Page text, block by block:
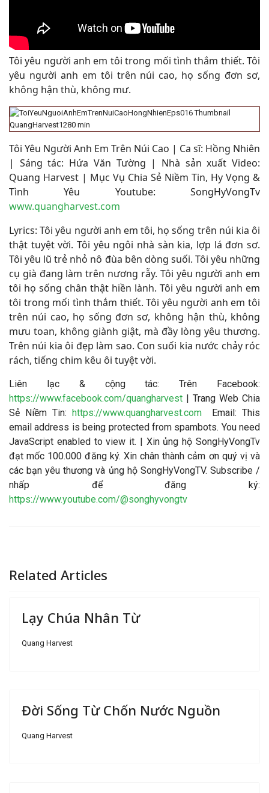
Tôi yêu người anh em tôi trong mối tình thắm thiết. Tôi
yêu người anh em tôi trên núi cao, họ sống đơn sơ,
không hận thù, không mư.
Tôi Yêu Người Anh Em Trên Núi Cao | Ca sĩ: Hồng Nhiên
| Sáng tác: Hứa Văn Tường | Nhà sản xuất Video:
Quang Harvest | Mục Vụ Chia Sẻ Niềm Tin, Hy Vọng &
Tình Yêu Youtube: SongHyVongTv
www.quangharvest.com
Lyrics: Tôi yêu người anh em tôi, họ sống trên núi kia ôi
thật tuyệt vời. Tôi yêu ngôi nhà sàn kia, lợp lá đơn sơ.
Tôi yêu lũ trẻ nhỏ nô đùa bên dòng suối. Tôi yêu những
cụ già đang làm trên nương rẫy. Tôi yêu người anh em
tôi họ sống chân thật hiền lành. Tôi yêu người anh em
tôi trong mối tình thắm thiết. Tôi yêu người anh em tôi
trên núi cao, họ sống đơn sơ, không hận thù, không
mưu toan, không giành giật, mà đầy lòng yêu thương.
Trên núi kia ôi đẹp làm sao. Con suối kia nước chảy róc
rách, tiếng chim kêu ôi tuyệt vời.
Liên lạc & cộng tác: Trên Facebook:
https://www.facebook.com/quangharvest | Trang Web Chia
Sẻ Niềm Tin: https://www.quangharvest.comEmail: This
email address is being protected from spambots. You need
JavaScript enabled to view it. | Xin ủng hộ SongHyVongTv
đạt mốc 100.000 đăng ký. Xin chân thành cảm ơn quý vị và
các bạn yêu thương và ủng hộ SongHyVongTV. Subscribe /
nhấp để đăng ký:
https://www.youtube.com/@songhyvongtv
Related Articles
Lạy Chúa Nhân Từ
Quang Harvest
Đời Sống Từ Chốn Nước Nguồn
Quang Harvest